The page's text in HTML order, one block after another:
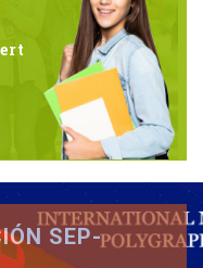
SEP-